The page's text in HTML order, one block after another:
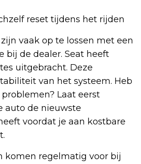
reset tijdens het rijden
vaak op te lossen met een
bij de dealer. Seat heeft
uitgebracht. Deze
van het systeem. Heb
Laat eerst
auto de nieuwste
voordat je aan kostbare
komen regelmatig voor bij